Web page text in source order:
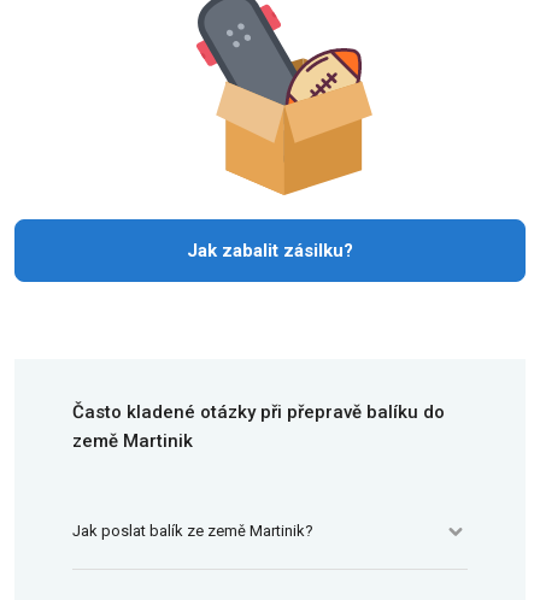
Jak zabalit zásilku?
Často kladené otázky při přepravě balíku do
země Martinik
Jak poslat balík ze země Martinik?